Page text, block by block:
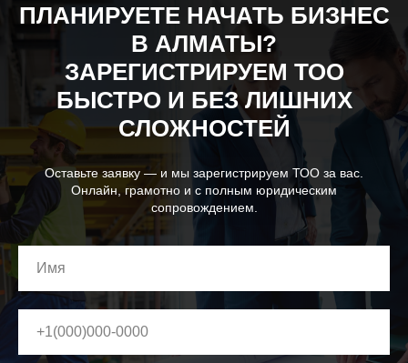
ПЛАНИРУЕТЕ НАЧАТЬ БИЗНЕС
В АЛМАТЫ?
ЗАРЕГИСТРИРУЕМ ТОО
БЫСТРО И БЕЗ ЛИШНИХ
СЛОЖНОСТЕЙ
Оставьте заявку — и мы зарегистрируем ТОО за вас.
Онлайн, грамотно и с полным юридическим
сопровождением.